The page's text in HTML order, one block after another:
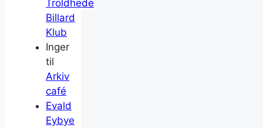
Troldhede
Billard
Klub
Inger
til
Arkiv
café
Evald
Eybye